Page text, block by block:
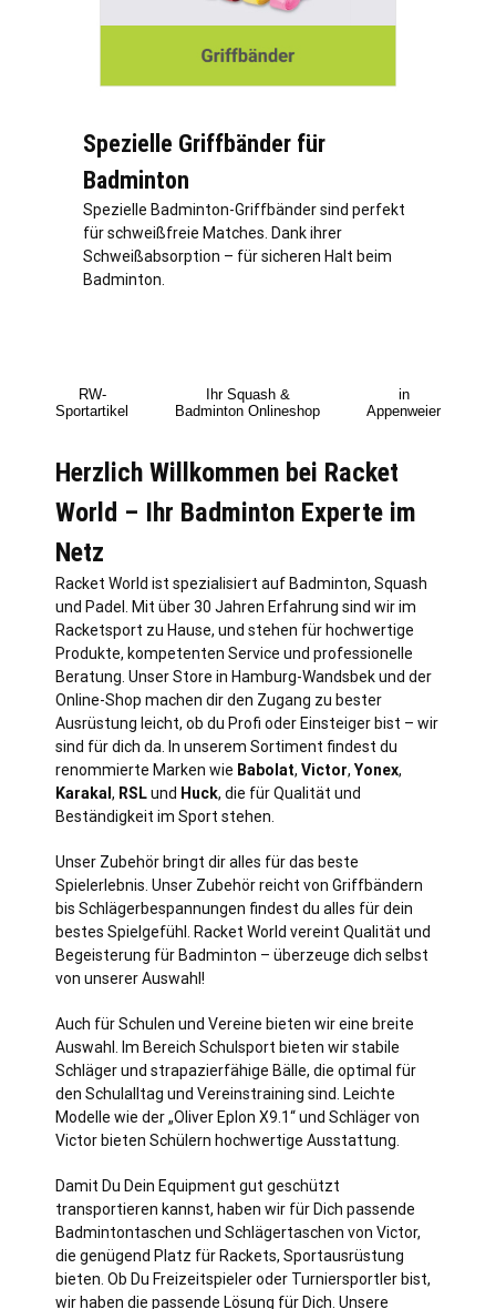
Spezielle Griffbänder für
Badminton
Spezielle Badminton-Griffbänder sind perfekt
für schweißfreie Matches. Dank ihrer
Schweißabsorption – für sicheren Halt beim
Badminton.
RW-
Sportartikel
Ihr Squash &
Badminton Onlineshop
in
Appenweier
Herzlich Willkommen bei Racket
World – Ihr Badminton Experte im
Netz
Racket World ist spezialisiert auf Badminton, Squash
und Padel. Mit über 30 Jahren Erfahrung sind wir im
Racketsport zu Hause, und stehen für hochwertige
Produkte, kompetenten Service und professionelle
Beratung. Unser Store in Hamburg-Wandsbek und der
Online-Shop machen dir den Zugang zu bester
Ausrüstung leicht, ob du Profi oder Einsteiger bist – wir
sind für dich da. In unserem Sortiment findest du
renommierte Marken wie Babolat, Victor, Yonex,
Karakal , RSLund Huck, die für Qualität und
Beständigkeit im Sport stehen.
Unser Zubehör bringt dir alles für das beste
Spielerlebnis. Unser Zubehör reicht von Griffbändern
bis Schlägerbespannungen findest du alles für dein
bestes Spielgefühl. Racket World vereint Qualität und
Begeisterung für Badminton – überzeuge dich selbst
von unserer Auswahl!
Auch für Schulen und Vereine bieten wir eine breite
Auswahl. Im Bereich Schulsport bieten wir stabile
Schläger und strapazierfähige Bälle, die optimal für
den Schulalltag und Vereinstraining sind. Leichte
Modelle wie der „Oliver Eplon X9.1“ und Schläger von
Victor bieten Schülern hochwertige Ausstattung.
Damit Du Dein Equipment gut geschützt
transportieren kannst, haben wir für Dich passende
Badmintontaschen und Schlägertaschen von Victor,
die genügend Platz für Rackets, Sportausrüstung
bieten. Ob Du Freizeitspieler oder Turniersportler bist,
wir haben die passende Lösung für Dich. Unsere